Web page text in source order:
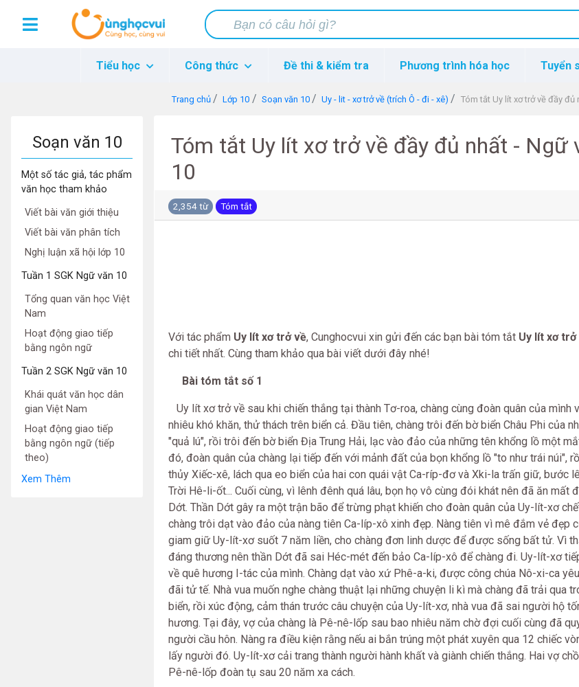
Tiểu học Công thức Đề thi & kiểm tra Phương trình hóa học Tuyển
Trang chủ Lớp 10 Soạn văn 10 Uy - lit - xơ trở về (trích Ô - đi - xê) Tóm tắt Uy lít xơ trở về đầy đủ
Soạn văn 10
Một số tác giả, tác phẩm
văn học tham khảo
Viết bài văn giới thiệu
Viết bài văn phân tích
Nghị luận xã hội lớp 10
Tuần 1 SGK Ngữ văn 10
Tổng quan văn học Việt
Nam
Hoạt động giao tiếp
bằng ngôn ngữ
Tuần 2 SGK Ngữ văn 10
Khái quát văn học dân
gian Việt Nam
Hoạt động giao tiếp
bằng ngôn ngữ (tiếp
theo)
Xem Thêm
Tóm tắt Uy lít xơ trở về đầy đủ nhất - Ngữ
10
2,354 từ Tóm tắt
Với tác phẩm Uy lít xơ trở về, Cunghocvui xin gửi đến các bạn bài tóm tắt Uy lít xơ trở
chi tiết nhất. Cùng tham khảo qua bài viết dưới đây nhé!
Bài tóm tắt số 1
Uy lít xơ trở về sau khi chiến thắng tại thành Tơ-roa, chàng cùng đoàn quân của mình
nhiêu khó khăn, thử thách trên biển cả. Đầu tiên, chàng trôi đến bờ biển Châu Phi của
"quả lú", rồi trôi đến bờ biển Địa Trung Hải, lạc vào đảo của những tên khổng lồ một
đó, đoàn quân của chàng lại tiếp đến với mảnh đất của bọn khổng lồ "to như trái núi",
thủy Xiếc-xê, lách qua eo biển của hai con quái vật Ca-ríp-đơ và Xki-la trấn giữ, bước
Trời Hê-li-ốt... Cuối cùng, vì lênh đênh quá lâu, bọn họ vô cùng đói khát nên đã ăn mất
Dớt. Thần Dớt gây ra một trận bão để trừng phạt khiến cho đoàn quân của Uy-lít-xơ
chàng trôi dạt vào đảo của nàng tiên Ca-líp-xô xinh đẹp. Nàng tiên vì mê đắm vẻ đẹp
giam giữ Uy-lít-xơ suốt 7 năm liền, cho chàng đơn linh dược để được sống bất tử. Vì
đáng thương nên thần Dớt đã sai Héc-mét đến bảo Ca-líp-xô để chàng đi. Uy-lít-xơ
về quê hương I-tác của mình. Chàng dạt vào xứ Phê-a-ki, được công chúa Nô-xi-ca
đãi tử tế. Nhà vua muốn nghe chàng thuật lại những chuyện li kì mà chàng đã trải qua
biển, rồi xúc động, cảm thán trước câu chuyện của Uy-lít-xơ, nhà vua đã sai người hộ
hương. Tại đây, vợ của chàng là Pê-nê-lốp sau bao nhiêu năm chờ đợi cuối cùng đã
người cầu hôn. Nàng ra điều kiện rằng nếu ai bắn trúng một phát xuyên qua 12 chiếc
lấy người đó. Uy-lít-xơ cải trang thành người hành khất và giành chiến thắng. Hai vợ
Pê-nê-lốp đoàn tụ sau 20 năm xa cách.